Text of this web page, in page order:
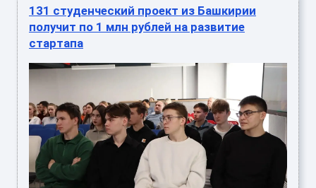
131 студенческий проект из Башкирии
получит по 1 млн рублей на развитие
стартапа